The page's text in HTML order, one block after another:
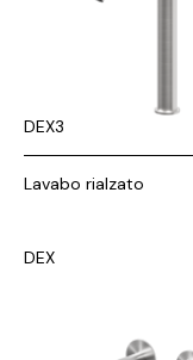
DEX3
Lavabo rialzato
DEX